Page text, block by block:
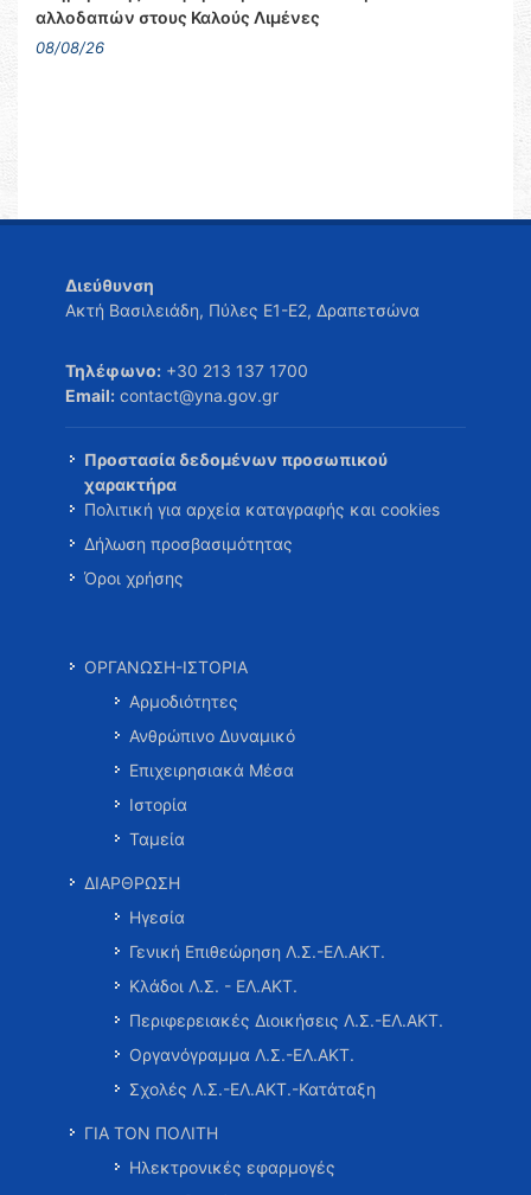
αλλοδαπών στους Καλούς Λιμένες
08/08/26
Διεύθυνση
Ακτή Βασιλειάδη, Πύλες Ε1-Ε2, Δραπετσώνα
Τηλέφωνο: +30 213 137 1700
Email: contact@yna.gov.gr
Προστασία δεδομένων προσωπικού
χαρακτήρα
Πολιτική για αρχεία καταγραφής και cookies
Δήλωση προσβασιμότητας
Όροι χρήσης
ΟΡΓΑΝΩΣΗ-ΙΣΤΟΡΙΑ
Αρμοδιότητες
Ανθρώπινο Δυναμικό
Επιχειρησιακά Μέσα
Ιστορία
Ταμεία
ΔΙΑΡΘΡΩΣΗ
Ηγεσία
Γενική Επιθεώρηση Λ.Σ.-ΕΛ.ΑΚΤ.
Κλάδοι Λ.Σ. - ΕΛ.ΑΚΤ.
Περιφερειακές Διοικήσεις Λ.Σ.-ΕΛ.ΑΚΤ.
Οργανόγραμμα Λ.Σ.-ΕΛ.ΑΚΤ.
Σχολές Λ.Σ.-ΕΛ.ΑΚΤ.-Κατάταξη
ΓΙΑ ΤΟΝ ΠΟΛΙΤΗ
Ηλεκτρονικές εφαρμογές